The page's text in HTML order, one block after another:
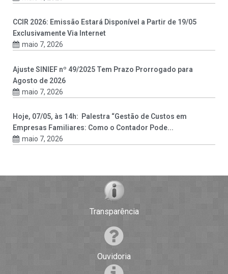
CCIR 2026: Emissão Estará Disponível a Partir de 19/05
Exclusivamente Via Internet
maio 7, 2026
Ajuste SINIEF nº 49/2025 Tem Prazo Prorrogado para
Agosto de 2026
maio 7, 2026
Hoje, 07/05, às 14h: Palestra “Gestão de Custos em
Empresas Familiares: Como o Contador Pode...
maio 7, 2026
Transparência
Ouvidoria